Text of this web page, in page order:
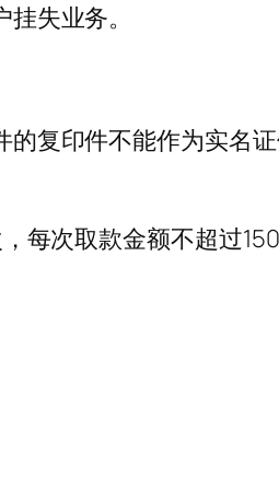
失业务。
复印件不能作为实名证
每次取款金额不超过